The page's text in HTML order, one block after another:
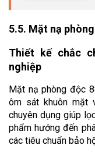
5.5. Mặt nạ
Thiết kế chắc
nghiệp
Mặt nạ phòng độc
ôm sát khuôn mặt
chuyên dụng giúp
phẩm hướng đến
các tiêu chuẩn bảo